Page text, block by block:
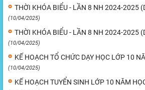
THỜI KHÓA BIỂU - LẦN 8 NH 2024-2025
(10/04/2025)
THỜI KHÓA BIỂU - LẦN 8 NH 2024-2025
(10/04/2025)
KẾ HOẠCH TỔ CHỨC DẠY HỌC LỚP 10
(10/04/2025)
KẾ HOẠCH TUYỂN SINH LỚP 10 NĂM